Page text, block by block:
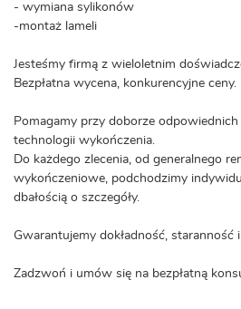
- wymiana sylikonów
-montaż lameli
Jesteśmy firmą z wieloletnim
Bezpłatna wycena, konkurencyjne ceny.
Pomagamy przy doborze odpowiednich
technologii wykończenia.
Do każdego zlecenia, od generalnego
wykończeniowe, podchodzimy
dbałością o szczegóły.
Gwarantujemy dokładność, staranność
Zadzwoń i umów się na bezpłatną